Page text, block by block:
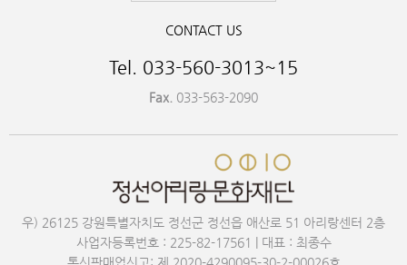
CONTACT US
Tel. 033-560-3013~15
Fax. 033-563-2090
우) 26125 강원특별자치도 정선군 정선읍 애산로 51 아리랑센터 2층
사업자등록번호 : 225-82-17561 | 대표 : 최종수
통신판매업신고: 제 2020-4290095-30-2-00026호